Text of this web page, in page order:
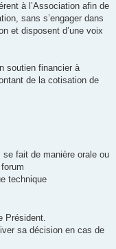
à l’Association afin de
sans s’engager dans
et disposent d’une voix
soutien financier à
de la cotisation de
se fait de manière orale ou
technique
Président.
sa décision en cas de